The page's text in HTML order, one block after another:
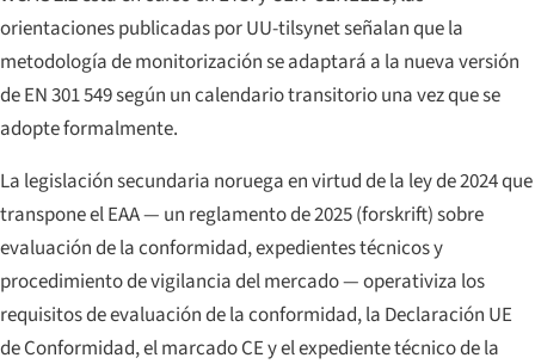
orientaciones publicadas por UU-tilsynet señalan que la
metodología de monitorización se adaptará a la nueva versión
de EN 301 549 según un calendario transitorio una vez que se
adopte formalmente.
La legislación secundaria noruega en virtud de la ley de 2024 que
transpone el EAA — un reglamento de 2025 (forskrift) sobre
evaluación de la conformidad, expedientes técnicos y
procedimiento de vigilancia del mercado — operativiza los
requisitos de evaluación de la conformidad, la Declaración UE
de Conformidad, el marcado CE y el expediente técnico de la